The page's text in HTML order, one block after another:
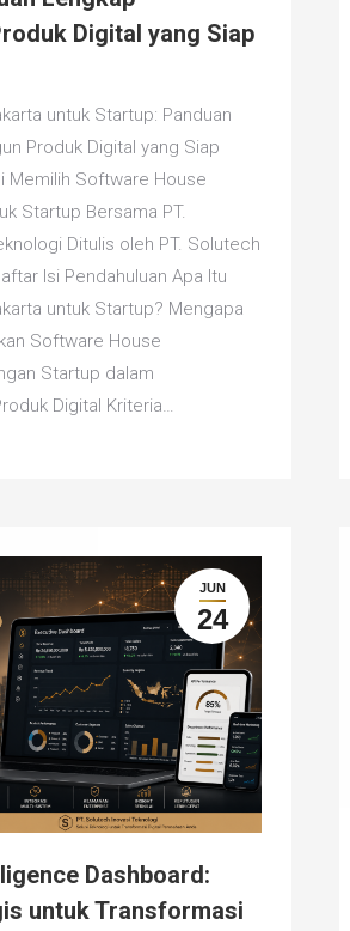
Digital yang Siap
untuk Startup: Panduan
Produk Digital yang Siap
Memilih Software House
Startup Bersama PT.
Ditulis oleh PT. Solutech
Isi Pendahuluan Apa Itu
untuk Startup? Mengapa
Software House
Startup dalam
Digital Kriteria…
JUN
24
Dashboard:
untuk Transformasi